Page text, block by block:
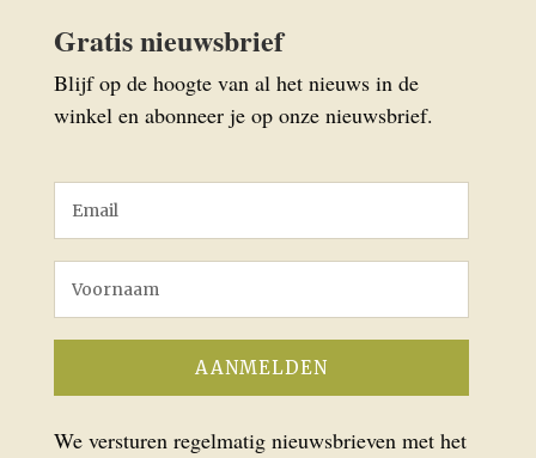
Gratis nieuwsbrief
Blijf op de hoogte van al het nieuws in de
winkel en abonneer je op onze nieuwsbrief.
We versturen regelmatig nieuwsbrieven met het